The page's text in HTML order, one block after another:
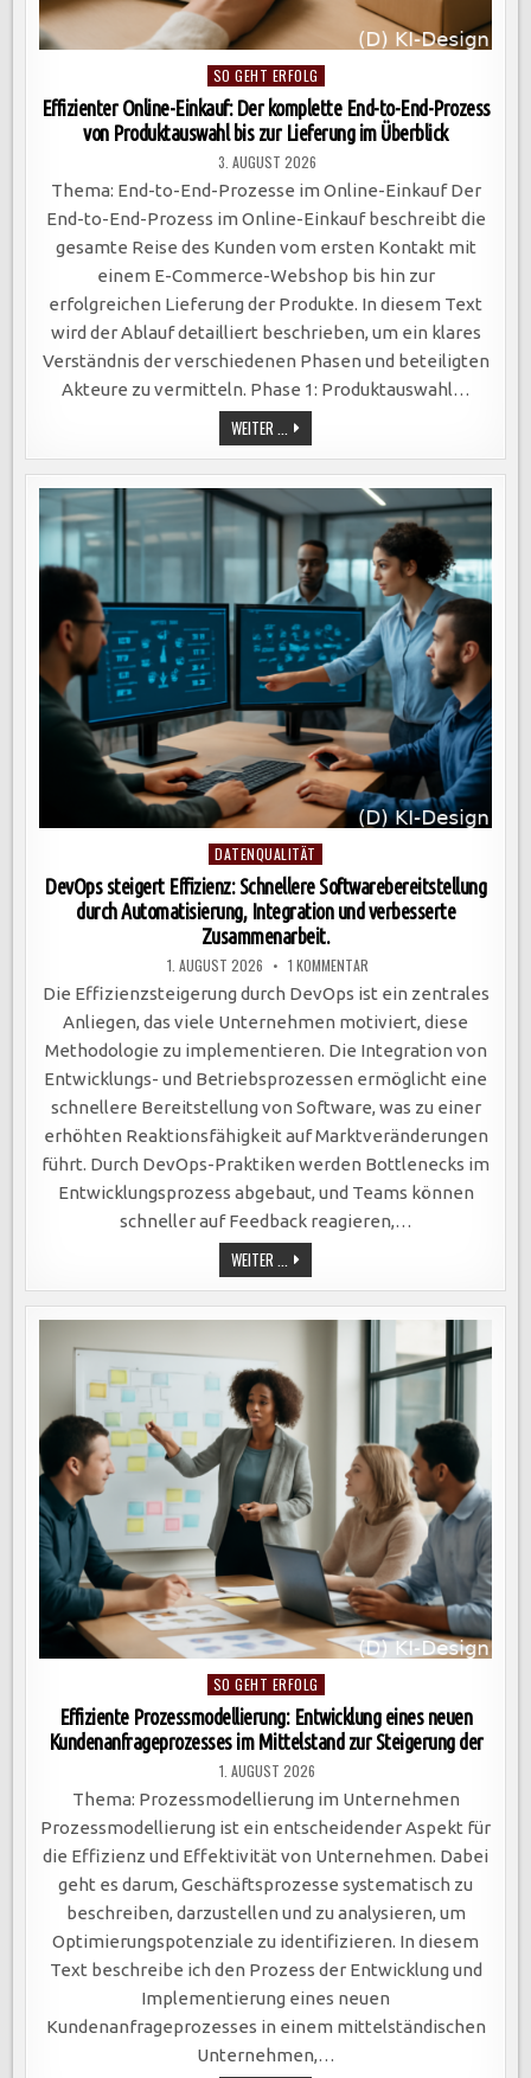
Posted
in
SO GEHT ERFOLG
Effizienter Online-Einkauf: Der komplette End-to-End-Prozess
von Produktauswahl bis zur Lieferung im Überblick
3. AUGUST 2026
Thema: End-to-End-Prozesse im Online-Einkauf Der
End-to-End-Prozess im Online-Einkauf beschreibt die
gesamte Reise des Kunden vom ersten Kontakt mit
einem E-Commerce-Webshop bis hin zur
erfolgreichen Lieferung der Produkte. In diesem Text
wird der Ablauf detailliert beschrieben, um ein klares
Verständnis der verschiedenen Phasen und beteiligten
Akteure zu vermitteln. Phase 1: Produktauswahl…
WEITER ... EFFIZIENTER
ONLINE-
EINKAUF:
DER
KOMPLETTE
TO-
END-
PROZESS
VON
PRODUKTAUSWAHL
BIS
ZUR
LIEFERUNG
IM
ÜBERBLICK
Posted
in
DATENQUALITÄT
DevOps steigert Effizienz: Schnellere Softwarebereitstellung
durch Automatisierung, Integration und verbesserte
Zusammenarbeit.
1. AUGUST 2026 1 KOMMENTARZU
DEVOPS
STEIGERT
EFFIZIENZ:
SCHNELLERE
SOFTWAREBEREITSTELLUNG
DURCH
AUTOMATISIERUNG,
INTEGRATION
UND
VERBESSERTE
ZUSAMMENARBEIT.
Die Effizienzsteigerung durch DevOps ist ein zentrales
Anliegen, das viele Unternehmen motiviert, diese
Methodologie zu implementieren. Die Integration von
Entwicklungs- und Betriebsprozessen ermöglicht eine
schnellere Bereitstellung von Software, was zu einer
erhöhten Reaktionsfähigkeit auf Marktveränderungen
führt. Durch DevOps-Praktiken werden Bottlenecks im
Entwicklungsprozess abgebaut, und Teams können
schneller auf Feedback reagieren,…
WEITER ... DEVOPS
STEIGERT
EFFIZIENZ:
SCHNELLERE
SOFTWAREBEREITSTELLUNG
AUTOMATISIERUNG,
UND
VERBESSERTE
ZUSAMMENARBEIT.
Posted
in
SO GEHT ERFOLG
Effiziente Prozessmodellierung: Entwicklung eines neuen
Kundenanfrageprozesses im Mittelstand zur Steigerung der
1. AUGUST 2026
Thema: Prozessmodellierung im Unternehmen
Prozessmodellierung ist ein entscheidender Aspekt für
die Effizienz und Effektivität von Unternehmen. Dabei
geht es darum, Geschäftsprozesse systematisch zu
beschreiben, darzustellen und zu analysieren, um
Optimierungspotenziale zu identifizieren. In diesem
Text beschreibe ich den Prozess der Entwicklung und
Implementierung eines neuen
Kundenanfrageprozesses in einem mittelständischen
Unternehmen,…